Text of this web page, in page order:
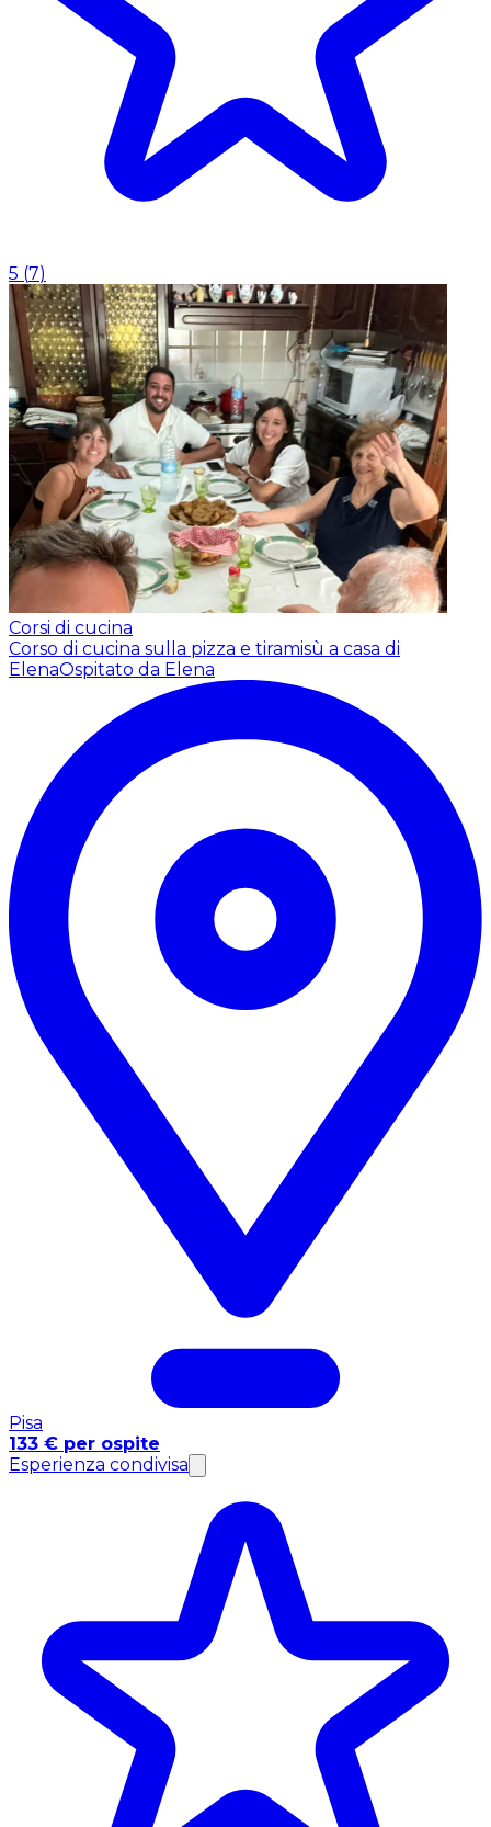
5 (7)
Corsi di cucina
Corso di cucina sulla pizza e tiramisù a casa di
ElenaOspitato da Elena
Pisa
133 € per ospite
Esperienza condivisa